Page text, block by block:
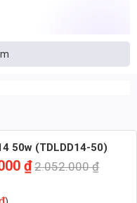
chính)
50w (TDLDD14-50)
₫2.052.000₫